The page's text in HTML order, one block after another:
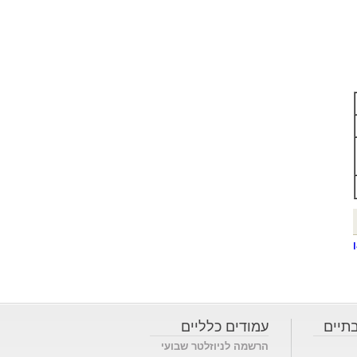
עמודים כלליים
הרשמה לניוזלטר שבועי